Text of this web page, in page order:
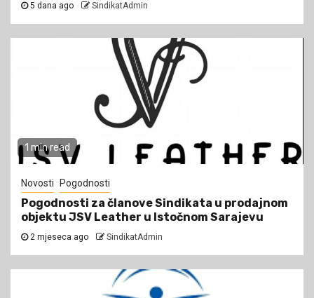
5 dana ago SindikatAdmin
1 min read
Novosti Pogodnosti
Pogodnosti za članove Sindikata u prodajnom
objektu JSV Leather u Istočnom Sarajevu
2 mjeseca ago SindikatAdmin